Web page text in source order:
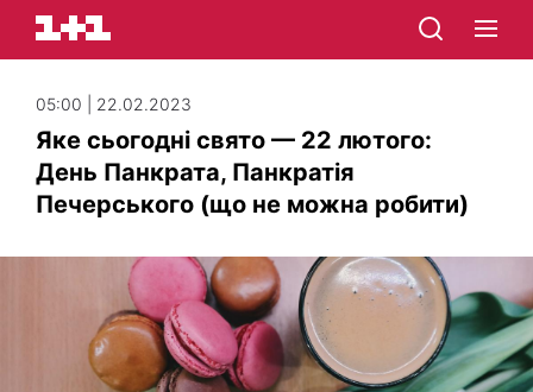
05:00 | 22.02.2023
Яке сьогодні свято — 22 лютого:
День Панкрата, Панкратія
Печерського (що не можна робити)